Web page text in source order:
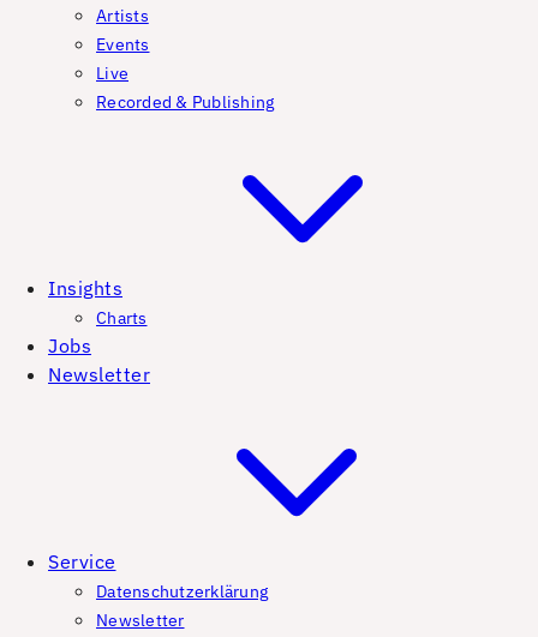
Artists
Events
Live
Recorded & Publishing
Insights
Charts
Jobs
Newsletter
Service
Datenschutzerklärung
Newsletter